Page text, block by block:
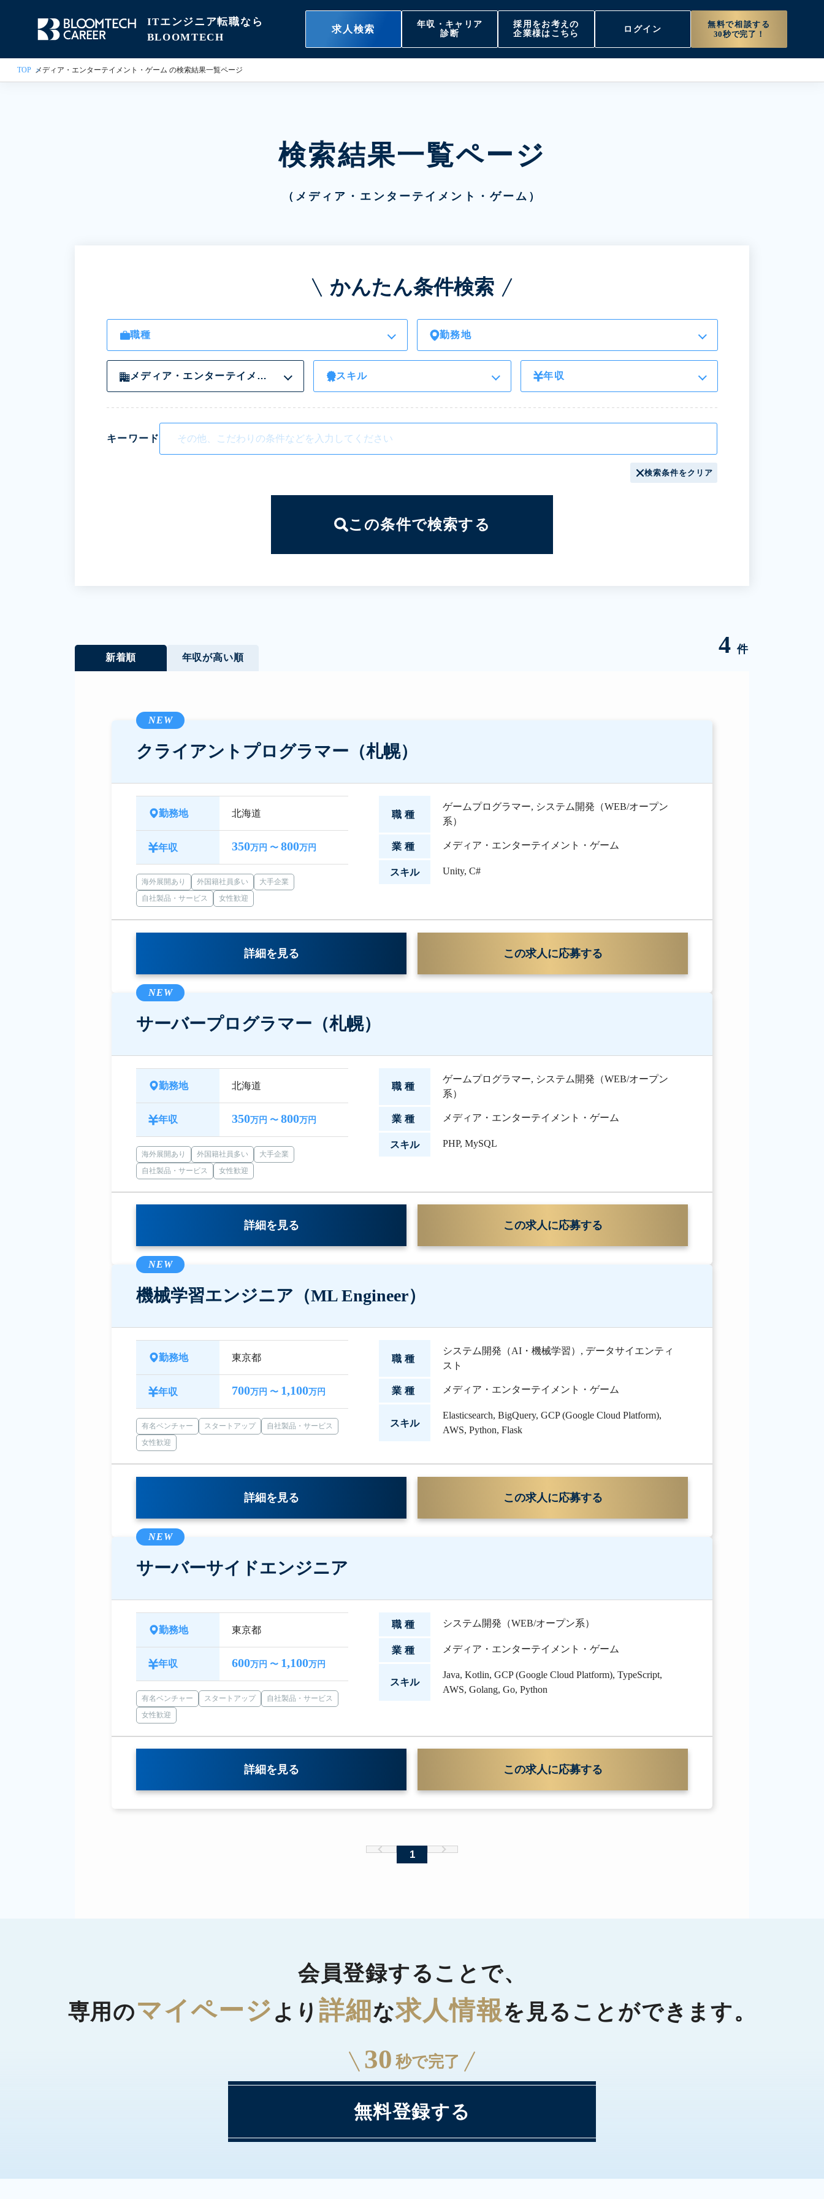
ITエンジニア転職なら
BLOOMTECH
求人検索
年収・キャリア
診断
採用をお考えの
企業様はこちら
ログイン
無料で相談する
30秒で完了！
TOP メディア・エンターテイメント・ゲーム の検索結果一覧ページ
検索結果一覧ページ
（メディア・エンターテイメント・ゲーム）
かんたん条件検索
職種 勤務地
メディア・エンターテイメント・ゲーム スキル 年収
キーワード
検索条件をクリア
この条件で検索する
4 件
新着順 年収が高い順
NEW
クライアントプログラマー（札幌）
勤務地 北海道
年収 350万円 〜 800万円
海外展開あり 外国籍社員多い
大手企業
自社製品・サービス
女性歓迎
職種
ゲームプログラマー, システム開発（WEB/オープン
系）
業種 メディア・エンターテイメント・ゲーム
スキル Unity, C#
詳細を見る この求人に応募する
NEW
サーバープログラマー（札幌）
勤務地 北海道
年収 350万円 〜 800万円
海外展開あり 外国籍社員多い
大手企業
自社製品・サービス
女性歓迎
職種
ゲームプログラマー, システム開発（WEB/オープン
系）
業種 メディア・エンターテイメント・ゲーム
スキル PHP, MySQL
詳細を見る この求人に応募する
NEW
機械学習エンジニア（ML Engineer）
勤務地 東京都
年収 700万円 〜 1,100万円
有名ベンチャー スタートアップ
自社製品・サービス
女性歓迎
職種
システム開発（AI・機械学習） , データサイエンティ
スト
業種 メディア・エンターテイメント・ゲーム
スキル
Elasticsearch, BigQuery, GCP (Google Cloud Platform),
AWS, Python, Flask
詳細を見る この求人に応募する
NEW
サーバーサイドエンジニア
勤務地 東京都
年収 600万円 〜 1,100万円
有名ベンチャー スタートアップ
自社製品・サービス
女性歓迎
職種 システム開発（WEB/オープン系）
業種 メディア・エンターテイメント・ゲーム
スキル
Java, Kotlin, GCP (Google Cloud Platform), TypeScript,
AWS, Golang, Go, Python
詳細を見る この求人に応募する
1
会員登録することで、
専用のマイページ より 詳細 な求人情報を見ることができます。
30 秒で完了
無料登録する